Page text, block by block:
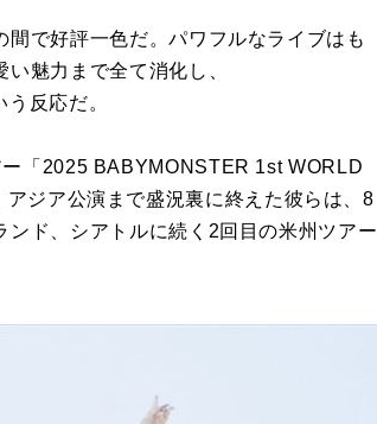
で好評一色だ。パワフルなライブはも
魅力まで全て消化し、
反応だ。
「2025 BABYMONSTER 1st WORLD
ジア公演まで盛況裏に終えた彼らは、8
ド、シアトルに続く2回目の米州ツアー